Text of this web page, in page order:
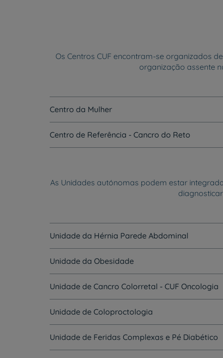
Os Centros CUF encontram-se organizados
organização assente
Centro da Mulher
Centro de Referência - Cancro do Reto
As Unidades autónomas podem estar
Unidade da Hérnia Parede Abdominal
Unidade da Obesidade
Unidade de Cancro Colorretal - CUF Oncologia
Unidade de Coloproctologia
Unidade de Feridas Complexas e Pé Diabético